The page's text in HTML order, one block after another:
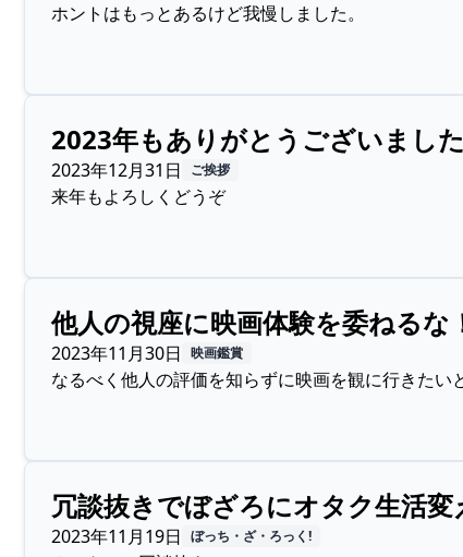
ホントはもっとあるけど我慢しました。
2023年もありがとうございました
2023年12月31日 ご挨拶
来年もよろしくどうぞ
他人の視座に映画体験を委ねるな
2023年11月30日 映画鑑賞
なるべく他人の評価を知らずに映画を観に行きたい
冗談抜きでぼざろにオタク生活変
2023年11月19日 ぼっち・ざ・ろっく!